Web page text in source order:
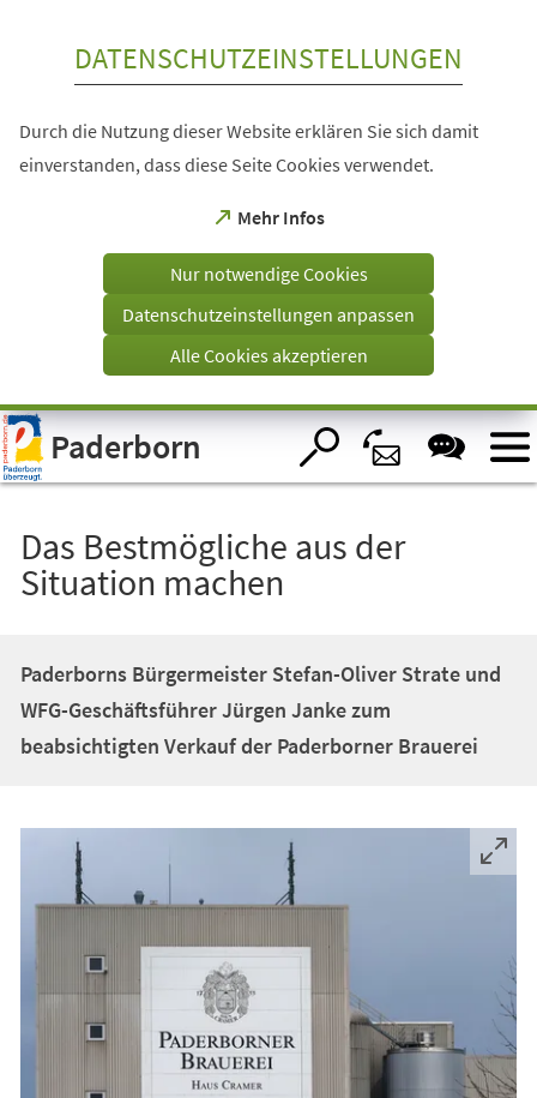
Visuelle
Assistenzsoftware
öffnen.
DATENSCHUTZEINSTELLUNGEN
Durch die Nutzung dieser Website erklären Sie sich damit
einverstanden, dass diese Seite Cookies verwendet.
Mehr Infos
(Öffnet
einem
Tab)
Nur notwendige Cookies
Datenschutzeinstellungen anpassen
Alle Cookies akzeptieren
Paderborn
Das Bestmögliche aus der
Situation machen
Paderborns Bürgermeister Stefan-Oliver Strate und
WFG-Geschäftsführer Jürgen Janke zum
beabsichtigten Verkauf der Paderborner Brauerei